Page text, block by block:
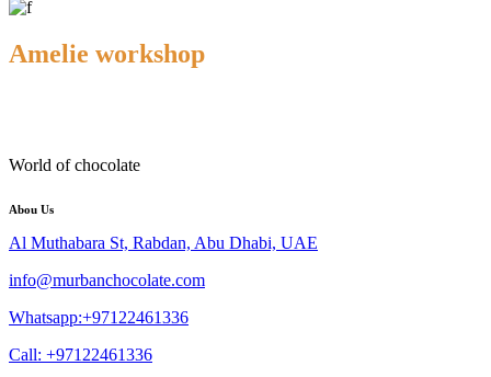
Amelie workshop
World of chocolate
Abou Us
Al Muthabara St, Rabdan, Abu Dhabi, UAE
info@murbanchocolate.com
Whatsapp:+97122461336
Call: +97122461336